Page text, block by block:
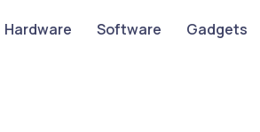
Hardware Software Gadgets